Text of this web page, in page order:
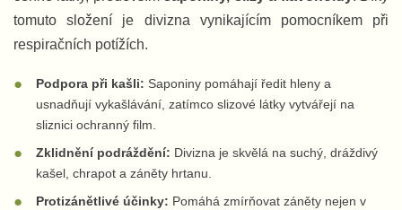
tomuto složení je divizna vynikajícím pomocníkem při
respiračních potížích.
Podpora při kašli: Saponiny pomáhají ředit hleny a
usnadňují vykašlávání, zatímco slizové látky vytvářejí na
sliznici ochranný film.
Zklidnění podráždění: Divizna je skvělá na suchý, dráždivý
kašel, chrapot a záněty hrtanu.
Protizánětlivé účinky: Pomáhá zmírňovat záněty nejen v